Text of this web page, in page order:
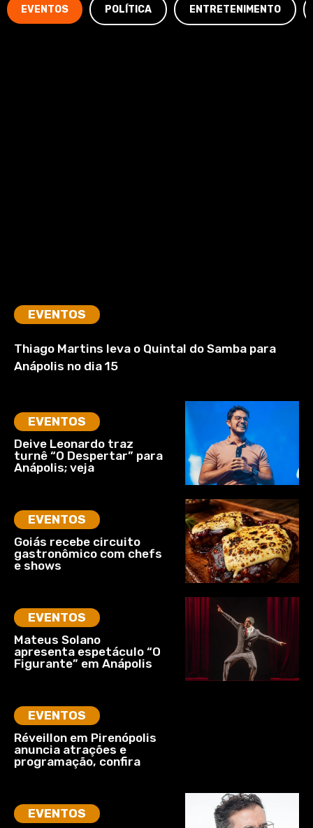
EVENTOS POLÍTICA ENTRETENIMENTO
EVENTOS
Thiago Martins leva o Quintal do Samba para
Anápolis no dia 15
EVENTOS
Deive Leonardo traz
turnê “O Despertar” para
Anápolis; veja
EVENTOS
Goiás recebe circuito
gastronômico com chefs
e shows
EVENTOS
Mateus Solano
apresenta espetáculo “O
Figurante” em Anápolis
EVENTOS
Réveillon em Pirenópolis
anuncia atrações e
programação, confira
EVENTOS